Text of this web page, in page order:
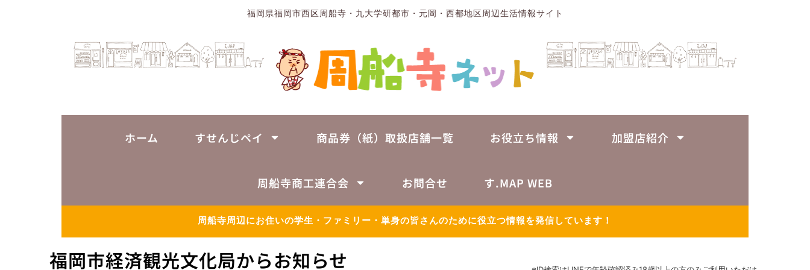
福岡県福岡市西区周船寺・九大学研都市・元岡・西都地区周辺生活情報サイト
ホーム すせんじペイ 商品券（紙）取扱店舗一覧 お役立ち情報 加盟店紹介
周船寺商工連合会 お問合せ す.MAP WEB
周船寺周辺にお住いの学生・ファミリー・単身の皆さんのために役立つ情報を発信しています！
福岡市経済観光文化局からお知らせ